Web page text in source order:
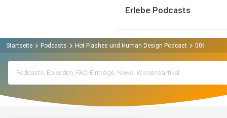
Erlebe Podcasts
Startseite Podcasts Hot Flashes und Human Design Podcast 008 -